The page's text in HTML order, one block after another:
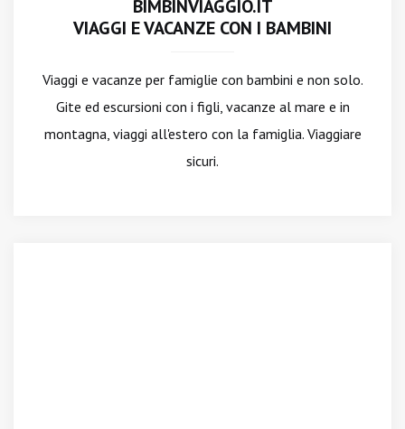
BIMBINVIAGGIO.IT
VIAGGI E VACANZE CON I BAMBINI
Viaggi e vacanze per famiglie con bambini e non solo.
Gite ed escursioni con i figli, vacanze al mare e in
montagna, viaggi all'estero con la famiglia. Viaggiare
sicuri.